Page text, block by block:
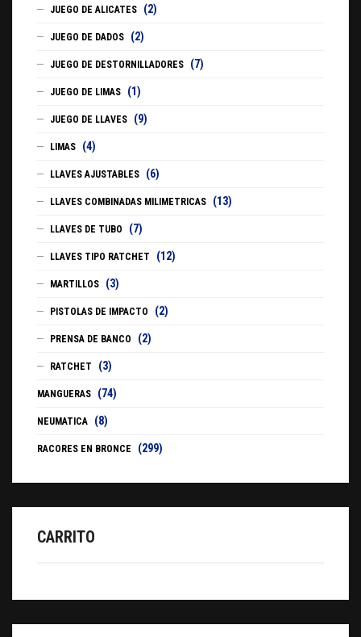
JUEGO DE ALICATES (2)
JUEGO DE DADOS (2)
JUEGO DE DESTORNILLADORES (7)
JUEGO DE LIMAS (1)
JUEGO DE LLAVES (9)
LIMAS (4)
LLAVES AJUSTABLES (6)
LLAVES COMBINADAS MILIMETRICAS (13)
LLAVES DE TUBO (7)
LLAVES TIPO RATCHET (12)
MARTILLOS (3)
PISTOLAS DE IMPACTO (2)
PRENSA DE BANCO (2)
RATCHET (3)
MANGUERAS (74)
NEUMATICA (8)
RACORES EN BRONCE (299)
CARRITO